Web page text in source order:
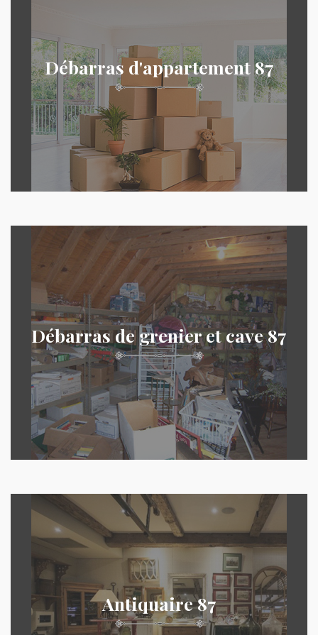
Débarras d'appartement 87
Débarras de grenier et cave 87
Antiquaire 87